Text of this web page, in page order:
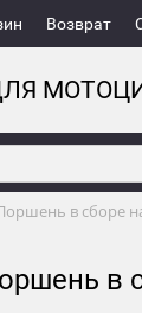
Возврат
в сборе
в